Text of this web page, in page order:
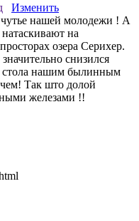
Изменить
нашей молодежи ! А
на
озера Серихер.
снизился
стола нашим былинным
Так што долой
железами !!